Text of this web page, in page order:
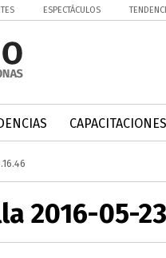
ESPECTÁCULOS
CAPACITACIONES
2016-05-